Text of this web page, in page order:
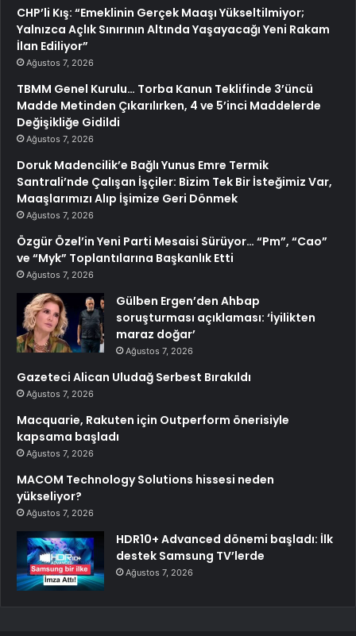
CHP’li Kış: “Emeklinin Gerçek Maaşı Yükseltilmiyor;
Yalnızca Açlık Sınırının Altında Yaşayacağı Yeni Rakam
İlan Ediliyor”
Ağustos 7, 2026
TBMM Genel Kurulu… Torba Kanun Teklifinde 3’üncü
Madde Metinden Çıkarılırken, 4 ve 5’inci Maddelerde
Değişikliğe Gidildi
Ağustos 7, 2026
Doruk Madencilik’e Bağlı Yunus Emre Termik
Santrali’nde Çalışan İşçiler: Bizim Tek Bir İsteğimiz Var,
Maaşlarımızı Alıp İşimize Geri Dönmek
Ağustos 7, 2026
Özgür Özel’in Yeni Parti Mesaisi Sürüyor… “Pm”, “Cao”
ve “Myk” Toplantılarına Başkanlık Etti
Ağustos 7, 2026
Gülben Ergen’den Ahbap
soruşturması açıklaması: ‘İyilikten
maraz doğar’
Ağustos 7, 2026
Gazeteci Alican Uludağ Serbest Bırakıldı
Ağustos 7, 2026
Macquarie, Rakuten için Outperform önerisiyle
kapsama başladı
Ağustos 7, 2026
MACOM Technology Solutions hissesi neden
yükseliyor?
Ağustos 7, 2026
HDR10+ Advanced dönemi başladı: İlk
destek Samsung TV’lerde
Ağustos 7, 2026